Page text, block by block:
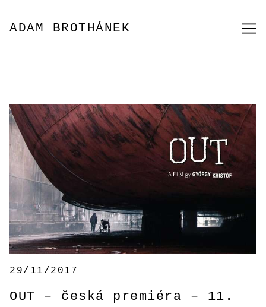
na
obsah
ADAM BROTHÁNEK
29/11/2017
OUT – česká premiéra – 11.